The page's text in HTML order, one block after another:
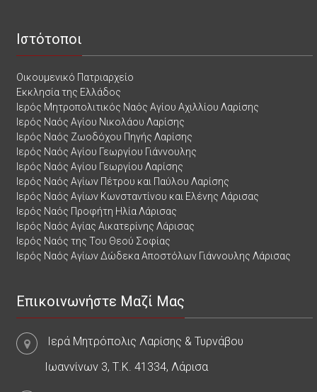
Ιστότοποι
Οικουμενικό Πατριαρχείο
Εκκλησία της Ελλάδος
Ιερός Μητροπολιτικός Ναός Αγίου Αχιλλίου Λαρίσης
Ιερός Ναός Αγίου Νικολάου Λαρίσης
Ιερός Ναός Ζωοδόχου Πηγής Λαρίσης
Ιερός Ναός Αγίου Γεωργίου Γιάννουλης
Ιερός Ναός Αγίου Γεωργίου Λαρίσης
Ιερός Ναός Αγίων Πέτρου και Παύλου Λαρίσης
Ιερός Ναός Αγίων Κωνσταντίνου και Ελένης Λάρισας
Ιερός Ναός Προφήτη Ηλία Λάρισας
Ιερός Ναός Αγίας Αικατερίνης Λάρισας
Ιερός Ναός της Του Θεού Σοφίας
Ιερός Ναός Αγίων Δώδεκα Αποστόλων Γιάννουλης Λάρισας
Επικοινωνήστε Μαζί Μας
Ιερά Μητρόπολις Λαρίσης & Τυρνάβου
Ιωαννίνων 3, Τ.Κ. 41334, Λάρισα